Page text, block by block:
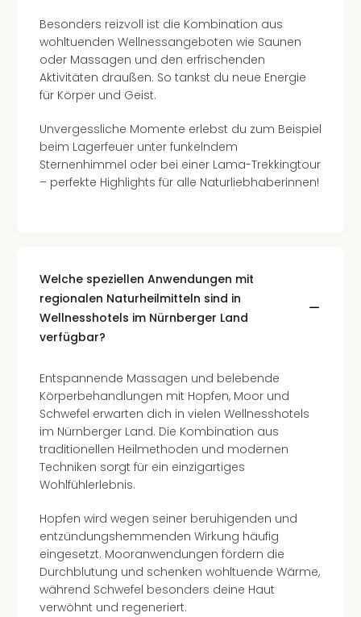
Besonders reizvoll ist die Kombination aus
wohltuenden Wellnessangeboten wie Saunen
oder Massagen und den erfrischenden
Aktivitäten draußen. So tankst du neue Energie
für Körper und Geist.
Unvergessliche Momente erlebst du zum Beispiel
beim Lagerfeuer unter funkelndem
Sternenhimmel oder bei einer Lama-Trekkingtour
– perfekte Highlights für alle Naturliebhaberinnen!
Welche speziellen Anwendungen mit
regionalen Naturheilmitteln sind in
Wellnesshotels im Nürnberger Land
verfügbar?
Entspannende Massagen und belebende
Körperbehandlungen mit Hopfen, Moor und
Schwefel erwarten dich in vielen Wellnesshotels
im Nürnberger Land. Die Kombination aus
traditionellen Heilmethoden und modernen
Techniken sorgt für ein einzigartiges
Wohlfühlerlebnis.
Hopfen wird wegen seiner beruhigenden und
entzündungshemmenden Wirkung häufig
eingesetzt. Mooranwendungen fördern die
Durchblutung und schenken wohltuende Wärme,
während Schwefel besonders deine Haut
verwöhnt und regeneriert.